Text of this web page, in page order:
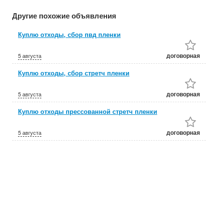
Другие похожие объявления
Куплю отходы, сбор пвд пленки
5 августа договорная
Куплю отходы, сбор стретч пленки
5 августа договорная
Куплю отходы прессованной стретч пленки
5 августа договорная